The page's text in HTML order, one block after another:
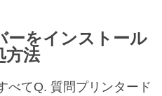
ーをインストール
方法
べてQ. 質問プリンタード